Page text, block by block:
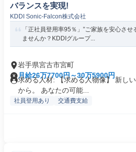
バランスを実現!
KDDI Sonic-Falcon株式会社
「正社員登用率95％」”ご家族を安心さ
ませんか？KDDIグループ...
岩手県宮古市宮町
月給26万7700円～30万5900円
求める人材: 【求める人物像】 新し
から。 あなたの可能...
社員登用あり 交通費支給